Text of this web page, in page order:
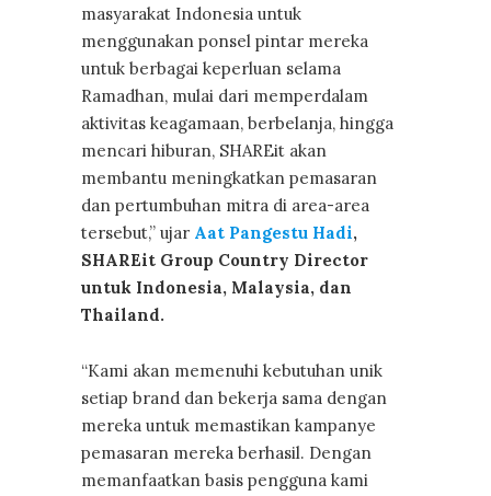
masyarakat Indonesia untuk
menggunakan ponsel pintar mereka
untuk berbagai keperluan selama
Ramadhan, mulai dari memperdalam
aktivitas keagamaan, berbelanja, hingga
mencari hiburan, SHAREit akan
membantu meningkatkan pemasaran
dan pertumbuhan mitra di area-area
tersebut,” ujar Aat Pangestu Hadi,
SHAREit Group Country Director
untuk Indonesia, Malaysia, dan
Thailand.
“Kami akan memenuhi kebutuhan unik
setiap brand dan bekerja sama dengan
mereka untuk memastikan kampanye
pemasaran mereka berhasil. Dengan
memanfaatkan basis pengguna kami